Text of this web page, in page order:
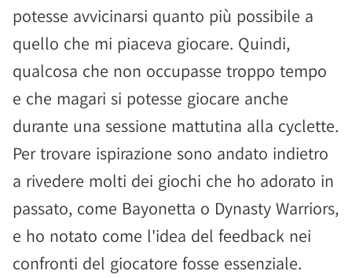
potesse avvicinarsi quanto più possibile a
quello che mi piaceva giocare. Quindi,
qualcosa che non occupasse troppo tempo
e che magari si potesse giocare anche
durante una sessione mattutina alla cyclette.
Per trovare ispirazione sono andato indietro
a rivedere molti dei giochi che ho adorato in
passato, come Bayonetta o Dynasty Warriors,
e ho notato come l'idea del feedback nei
confronti del giocatore fosse essenziale.